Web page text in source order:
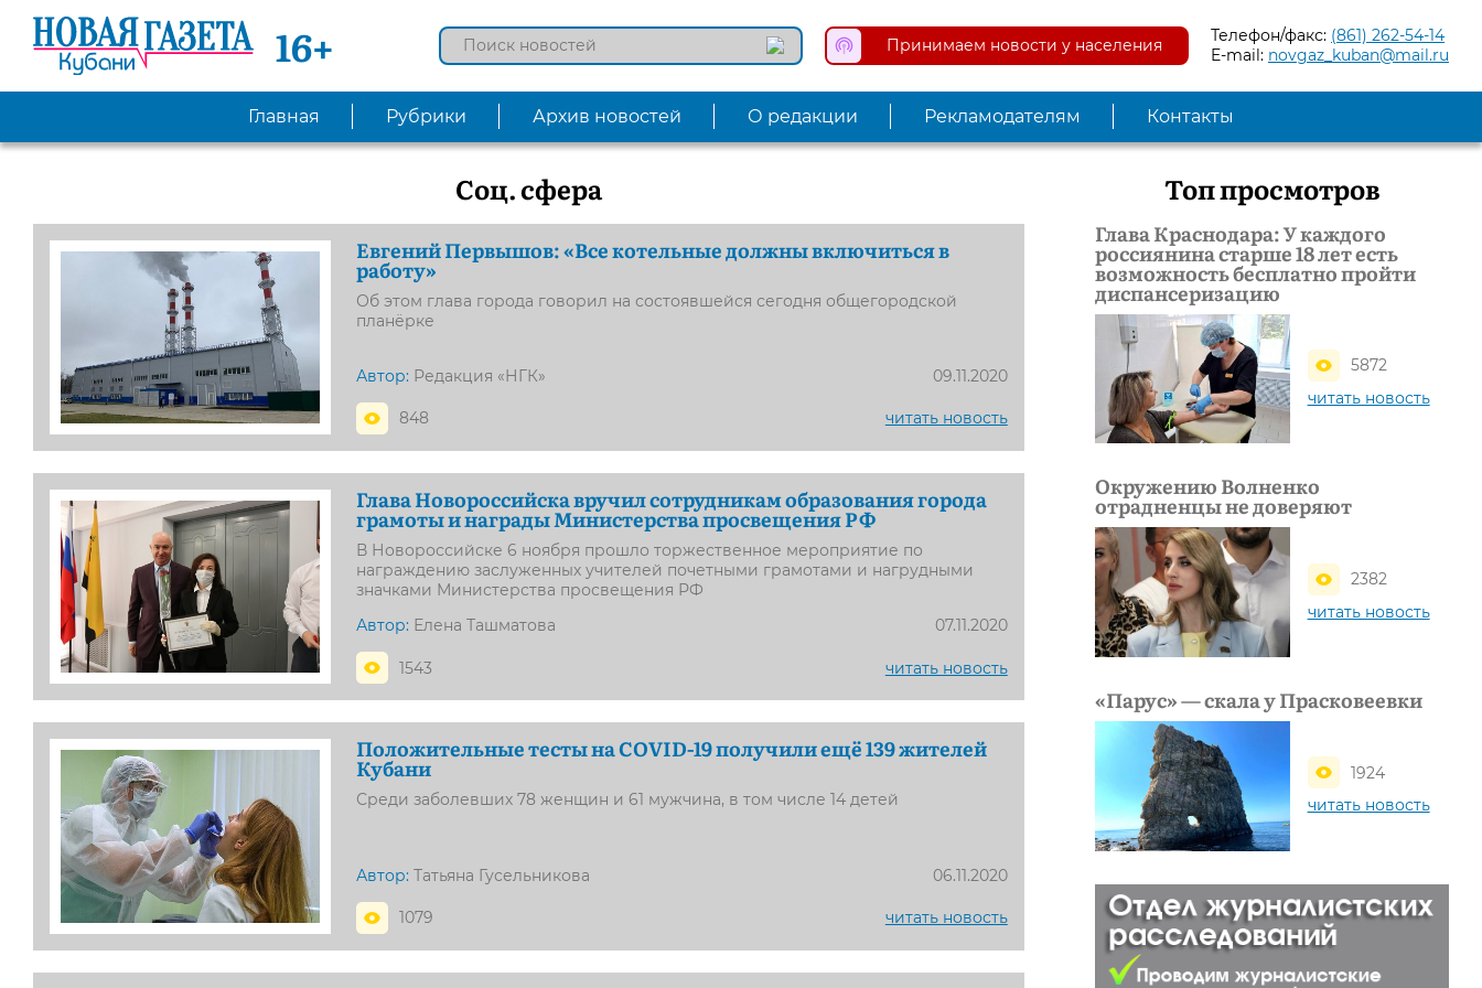
16+ Принимаем новости у населения Телефон/факс: (861) 262-54-14
E-mail: novgaz_kuban@mail.ru
Главная Рубрики Архив новостей О редакции Рекламодателям Контакты
Соц. сфера
Евгений Первышов: «Все котельные должны включиться в
работу»
Об этом глава города говорил на состоявшейся сегодня общегородской
планёрке
Автор: Редакция «НГК» 09.11.2020
848 читать новость
Глава Новороссийска вручил сотрудникам образования города
грамоты и награды Министерства просвещения РФ
В Новороссийске 6 ноября прошло торжественное мероприятие по
награждению заслуженных учителей почетными грамотами и нагрудными
значками Министерства просвещения РФ
Автор: Елена Ташматова 07.11.2020
1543 читать новость
Положительные тесты на COVID-19 получили ещё 139 жителей
Кубани
Среди заболевших 78 женщин и 61 мужчина, в том числе 14 детей
Автор: Татьяна Гусельникова 06.11.2020
1079 читать новость
Топ просмотров
Глава Краснодара: У каждого
россиянина старше 18 лет есть
возможность бесплатно пройти
диспансеризацию
5872
читать новость
Окружению Волненко
отрадненцы не доверяют
2382
читать новость
«Парус» — скала у Прасковеевки
1924
читать новость